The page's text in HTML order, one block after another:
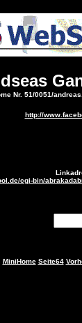
Nr. 51/0051/
http://
cgi-bin/
MiniHome Seite64